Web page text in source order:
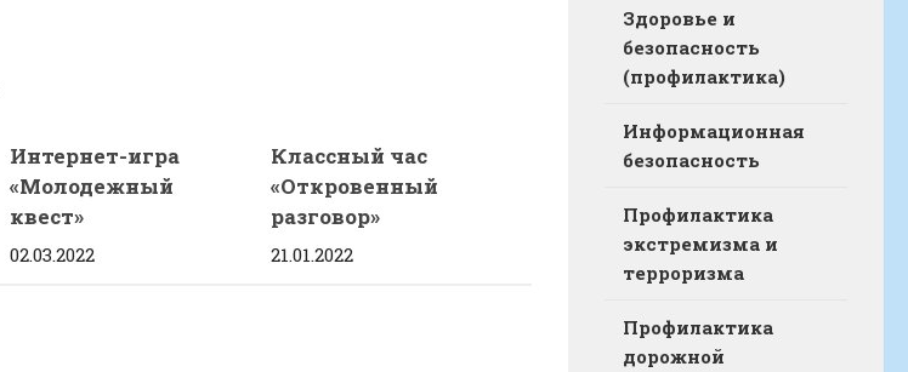
Интернет-игра
«Молодежный
квест»
02.03.2022
Классный час
«Откровенный
разговор»
21.01.2022
Здоровье и
безопасность
(профилактика)
Информационная
безопасность
Профилактика
экстремизма и
терроризма
Профилактика
дорожной